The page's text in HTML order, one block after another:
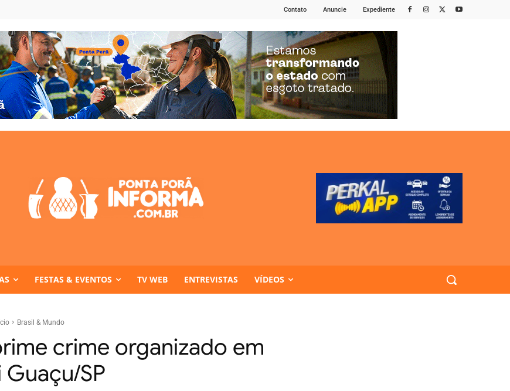
Contato Anuncie Expediente
FESTAS & EVENTOS TV WEB ENTREVISTAS VÍDEOS
Brasil & Mundo
crime organizado em
SP